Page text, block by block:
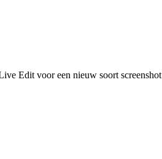
Edit voor een nieuw soort screenshot